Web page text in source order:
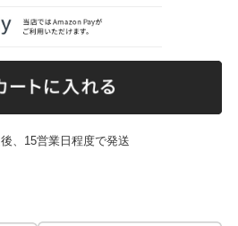
、15営業日程度で発送